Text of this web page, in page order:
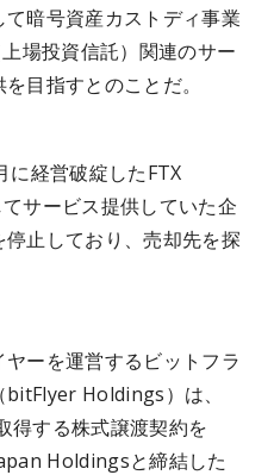
暗号資産カストディ事業
場投資信託）関連のサー
目指すとのことだ。
に経営破綻したFTX
サービス提供していた企
止しており、売却先を探
ーを運営するビットフラ
Holdings）は、
得する株式譲渡契約を
Holdingsと締結した